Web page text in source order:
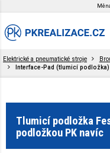
Elektrické a pneumatické stroje
Interface-Pad (tlumicí
Tlumicí podložka
podložkou PK navíc